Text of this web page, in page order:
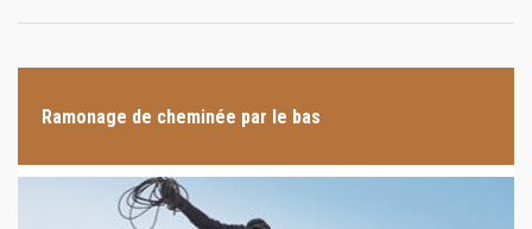
Ramonage de cheminée par le bas